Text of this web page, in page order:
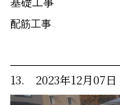
基礎工事
配筋工事
13. 2023年12月07日